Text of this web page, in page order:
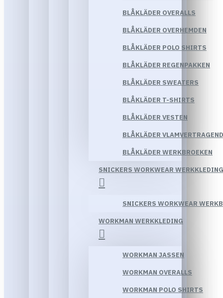
BLÅKLÄDER OVERALLS
BLÅKLÄDER OVERHEMDEN
BLÅKLÄDER POLO SHIRTS
BLÅKLÄDER REGENPAKKEN
BLÅKLÄDER SWEATERS
BLÅKLÄDER T-SHIRTS
BLÅKLÄDER VESTEN
BLÅKLÄDER
BLÅKLÄDER WERKBROEKEN
SNICKERS WORKWEAR WERKKLEDING
SNICKERS WORKWEAR
WORKMAN WERKKLEDING
WORKMAN JASSEN
WORKMAN OVERALLS
WORKMAN POLO SHIRTS